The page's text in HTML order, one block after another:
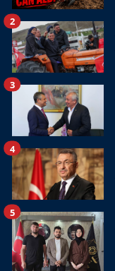
2
3
4
5